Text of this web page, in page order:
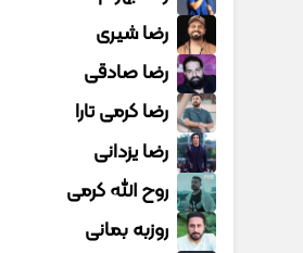
رضا شیری
رضا صادقی
رضا کرمی تارا
رضا یزدانی
روح الله کرمی
روزبه بمانی